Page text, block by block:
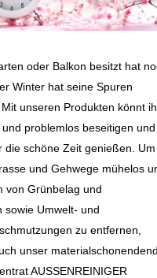
oder Balkon besitzt hat
Winter hat seine Spuren
unseren Produkten könnt
problemlos beseitigen und
die schöne Zeit genießen. Um
und Gehwege mühelos
von Grünbelag und
sowie Umwelt- und
zu entfernen,
unser
AUSSENREINIGER